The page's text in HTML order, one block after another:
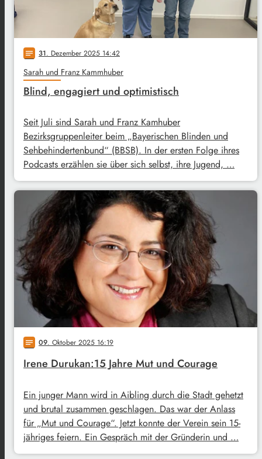
notes 31. Dezember 2025 14:42
Sarah und Franz Kammhuber
Blind, engagiert und optimistisch
Seit Juli sind Sarah und Franz Kamhuber
Bezirksgruppenleiter beim „Bayerischen Blinden und
Sehbehindertenbund“ (BBSB). In der ersten Folge ihres
Podcasts erzählen sie über sich selbst, ihre Jugend, …
notes 09. Oktober 2025 16:19
Irene Durukan:15 Jahre Mut und Courage
Ein junger Mann wird in Aibling durch die Stadt gehetzt
und brutal zusammen geschlagen. Das war der Anlass
für „Mut und Courage“. Jetzt konnte der Verein sein 15-
jähriges feiern. Ein Gespräch mit der Gründerin und …